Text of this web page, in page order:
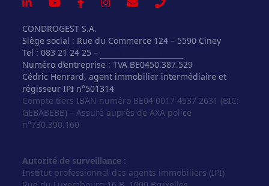
CONDROGEST S.A.
Siège social : Rue du Commerce 124 – 5590 Ciney
Tel : 083 21 24 25 –
Numéro d’entreprise : TVA BE0450.387.529
Cédric Henrard, agent immobilier intermédiaire et
régisseur IPI n°501314
Compte tiers IBAN numéro BE04 0017 4537 2631 (BIC:
GEBABEBB) – Assuré auprès de AXA police
n°730.390.160
Autorité de surveillance :
Institut professionnel des agents immobiliers (IPI)